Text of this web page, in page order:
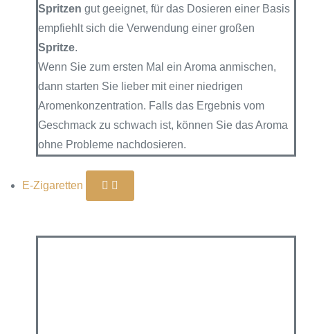
Spritzen gut geeignet, für das Dosieren einer Basis
empfiehlt sich die Verwendung einer großen
Spritze.
Wenn Sie zum ersten Mal ein Aroma anmischen,
dann starten Sie lieber mit einer niedrigen
Aromenkonzentration. Falls das Ergebnis vom
Geschmack zu schwach ist, können Sie das Aroma
ohne Probleme nachdosieren.
E-Zigaretten